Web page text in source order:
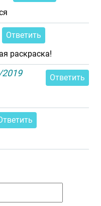
Ответить
раскраска!
Ответить